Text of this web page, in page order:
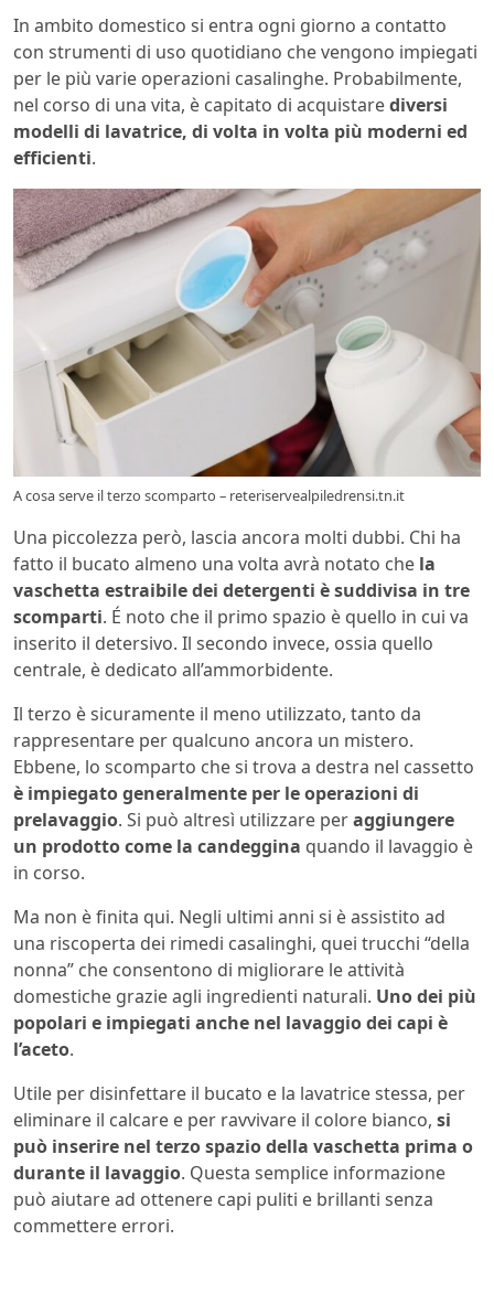
In ambito domestico si entra ogni giorno a contatto
con strumenti di uso quotidiano che vengono impiegati
per le più varie operazioni casalinghe. Probabilmente,
nel corso di una vita, è capitato di acquistarediversi
modelli di lavatrice, di volta in volta più moderni ed
efficienti.
A cosa serve il terzo scomparto – reteriservealpiledrensi.tn.it
Una piccolezza però, lascia ancora molti dubbi. Chi ha
fatto il bucato almeno una volta avrà notato che la
vaschetta estraibile dei detergenti è suddivisa in tre
scomparti. É noto che il primo spazio è quello in cui va
inserito il detersivo. Il secondo invece, ossia quello
centrale, è dedicato all’ammorbidente.
Il terzo è sicuramente il meno utilizzato, tanto da
rappresentare per qualcuno ancora un mistero.
Ebbene, lo scomparto che si trova a destra nel cassetto
è impiegato generalmente per le operazioni di
prelavaggio. Si può altresì utilizzare peraggiungere
un prodotto come la candeggina quando il lavaggio è
in corso.
Ma non è finita qui. Negli ultimi anni si è assistito ad
una riscoperta dei rimedi casalinghi, quei trucchi “della
nonna” che consentono di migliorare le attività
domestiche grazie agli ingredienti naturali. Uno dei più
popolari e impiegati anche nel lavaggio dei capi è
l’aceto.
Utile per disinfettare il bucato e la lavatrice stessa, per
eliminare il calcare e per ravvivare il colore bianco, si
può inserire nel terzo spazio della vaschetta prima o
durante il lavaggio. Questa semplice informazione
può aiutare ad ottenere capi puliti e brillanti senza
commettere errori.